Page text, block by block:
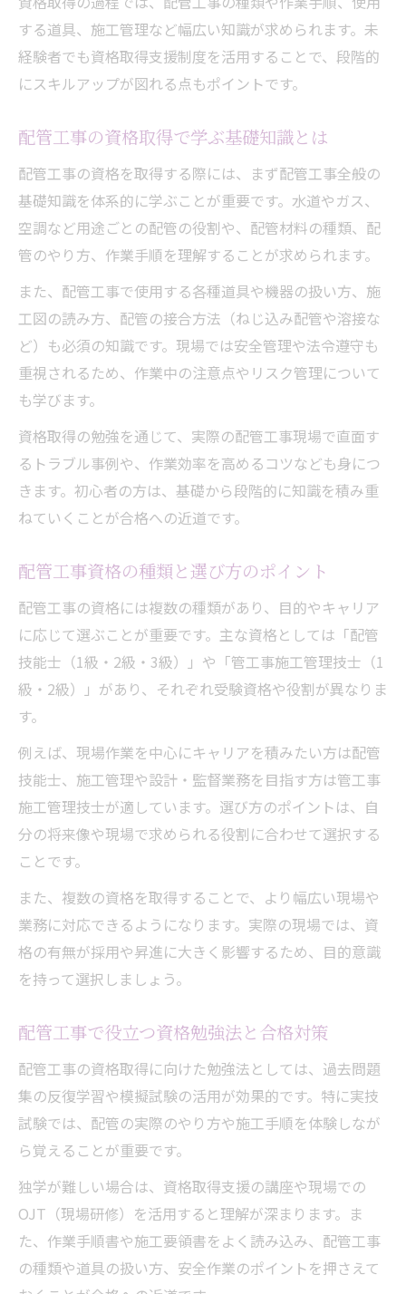
する道具、施工管理など幅広い知識が求められます。未
経験者でも資格取得支援制度を活用することで、段階的
にスキルアップが図れる点もポイントです。
配管工事の資格取得で学ぶ基礎知識とは
配管工事の資格を取得する際には、まず配管工事全般の
基礎知識を体系的に学ぶことが重要です。水道やガス、
空調など用途ごとの配管の役割や、配管材料の種類、配
管のやり方、作業手順を理解することが求められます。
また、配管工事で使用する各種道具や機器の扱い方、施
工図の読み方、配管の接合方法（ねじ込み配管や溶接な
ど）も必須の知識です。現場では安全管理や法令遵守も
重視されるため、作業中の注意点やリスク管理について
も学びます。
資格取得の勉強を通じて、実際の配管工事現場で直面す
るトラブル事例や、作業効率を高めるコツなども身につ
きます。初心者の方は、基礎から段階的に知識を積み重
ねていくことが合格への近道です。
配管工事資格の種類と選び方のポイント
配管工事の資格には複数の種類があり、目的やキャリア
に応じて選ぶことが重要です。主な資格としては「配管
技能士（1級・2級・3級）」や「管工事施工管理技士（1
級・2級）」があり、それぞれ受験資格や役割が異なりま
す。
例えば、現場作業を中心にキャリアを積みたい方は配管
技能士、施工管理や設計・監督業務を目指す方は管工事
施工管理技士が適しています。選び方のポイントは、自
分の将来像や現場で求められる役割に合わせて選択する
ことです。
また、複数の資格を取得することで、より幅広い現場や
業務に対応できるようになります。実際の現場では、資
格の有無が採用や昇進に大きく影響するため、目的意識
を持って選択しましょう。
配管工事で役立つ資格勉強法と合格対策
配管工事の資格取得に向けた勉強法としては、過去問題
集の反復学習や模擬試験の活用が効果的です。特に実技
試験では、配管の実際のやり方や施工手順を体験しなが
ら覚えることが重要です。
独学が難しい場合は、資格取得支援の講座や現場での
OJT（現場研修）を活用すると理解が深まります。ま
た、作業手順書や施工要領書をよく読み込み、配管工事
の種類や道具の扱い方、安全作業のポイントを押さえて